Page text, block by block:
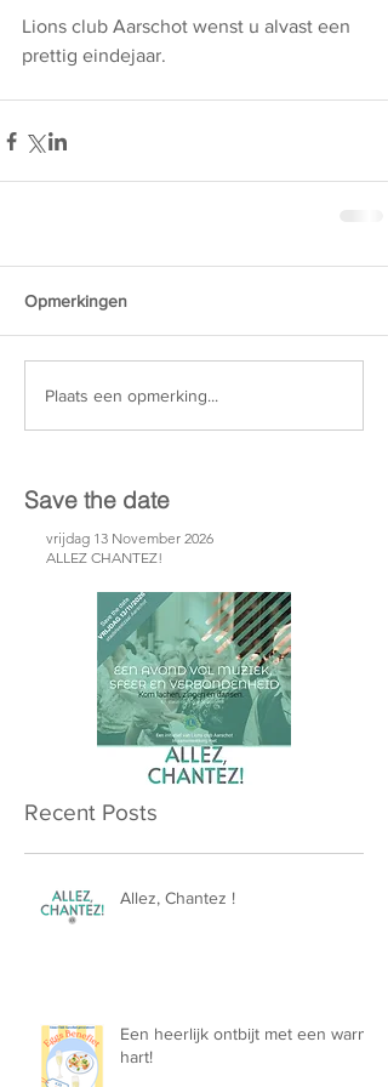
Lions club Aarschot wenst u alvast een
prettig eindejaar.
Opmerkingen
Plaats een opmerking...
Save the date
vrijdag 13 November 2026
ALLEZ CHANTEZ!
Recent Posts
Allez, Chantez !
Een heerlijk ontbijt met een warm
hart!